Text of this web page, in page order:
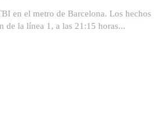
en el metro de Barcelona. Los hechos
de la línea 1, a las 21:15 horas...